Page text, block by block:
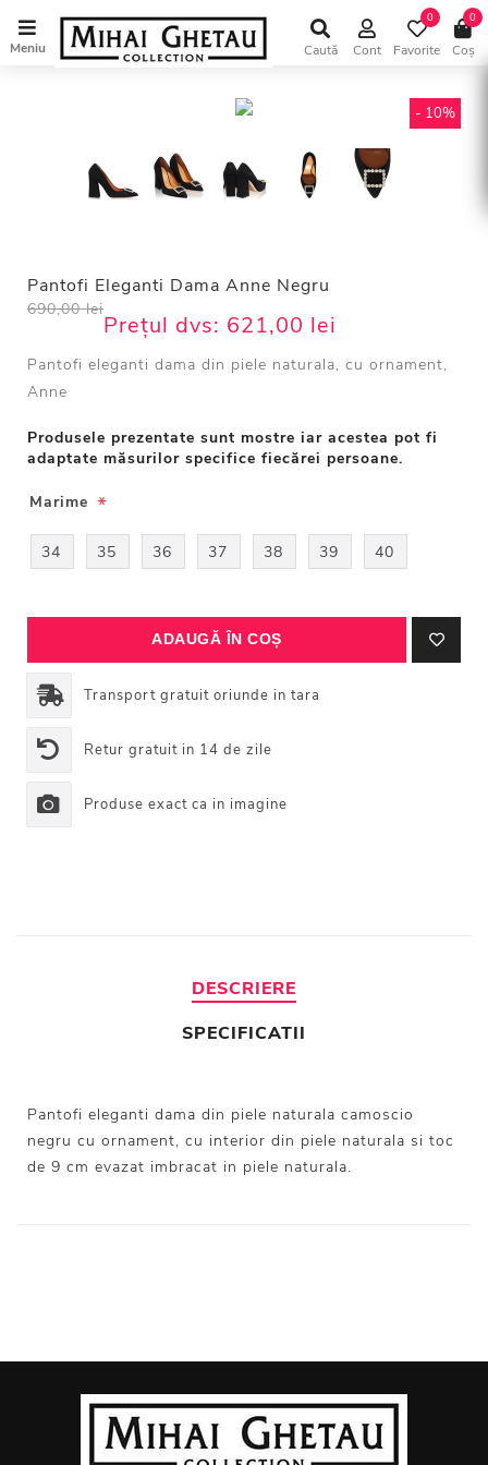
Meniu Caută Cont Favorite
0
Coș
0
- 10%
Pantofi Eleganti Dama Anne Negru
690,00 lei
Prețul dvs: 621,00 lei
Pantofi eleganti dama din piele naturala, cu ornament,
Anne
Produsele prezentate sunt mostre iar acestea pot fi
adaptate măsurilor specifice fiecărei persoane.
Marime *
34 35 36 37 38 39 40
Transport gratuit oriunde in tara
Retur gratuit in 14 de zile
Produse exact ca in imagine
DESCRIERE
SPECIFICATII
Pantofi eleganti dama din piele naturala camoscio
negru cu ornament, cu interior din piele naturala si toc
de 9 cm evazat imbracat in piele naturala.